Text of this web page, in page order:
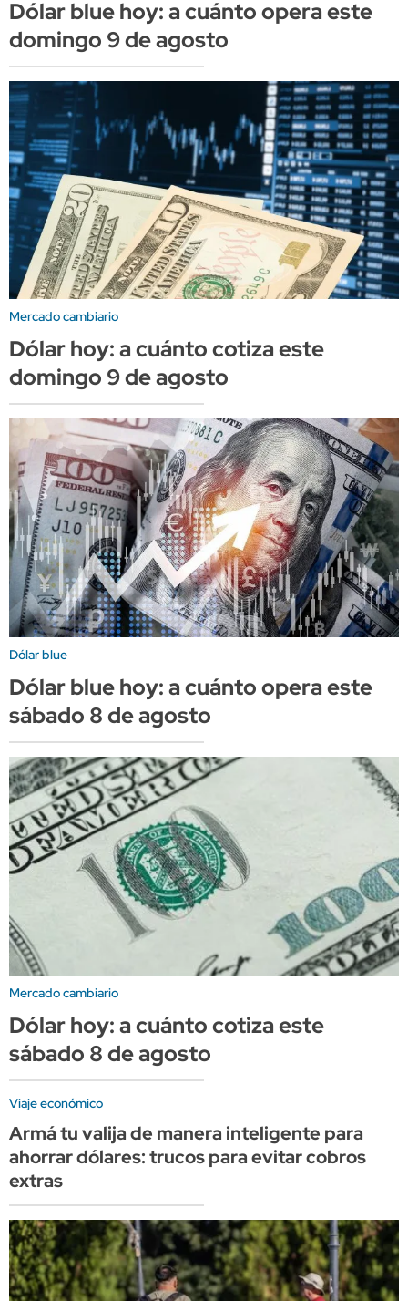
Dólar blue hoy: a cuánto opera este
domingo 9 de agosto
Mercado cambiario
Dólar hoy: a cuánto cotiza este
domingo 9 de agosto
Dólar blue
Dólar blue hoy: a cuánto opera este
sábado 8 de agosto
Mercado cambiario
Dólar hoy: a cuánto cotiza este
sábado 8 de agosto
Viaje económico
Armá tu valija de manera inteligente para
ahorrar dólares: trucos para evitar cobros
extras